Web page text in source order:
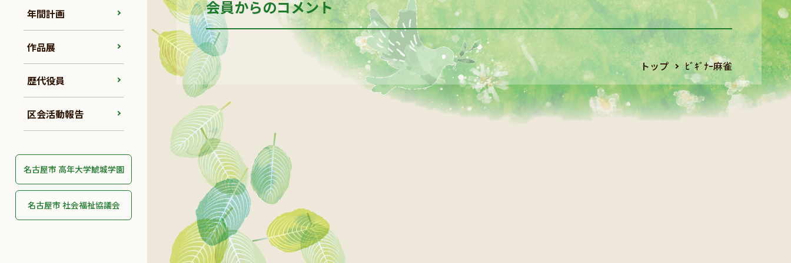
年間計画
作品展
歴代役員
区会活動報告
名古屋市 高年大学鯱城学園
名古屋市 社会福祉協議会
会員からのコメント
トップ ﾋﾞｷﾞﾅｰ麻雀